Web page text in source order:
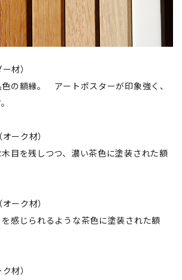
材）
の額縁。 アートポスターが印象強く、
ーク材）
目を残しつつ、濃い茶色に塗装された額
ーク材）
感じられるような茶色に塗装された額
材）